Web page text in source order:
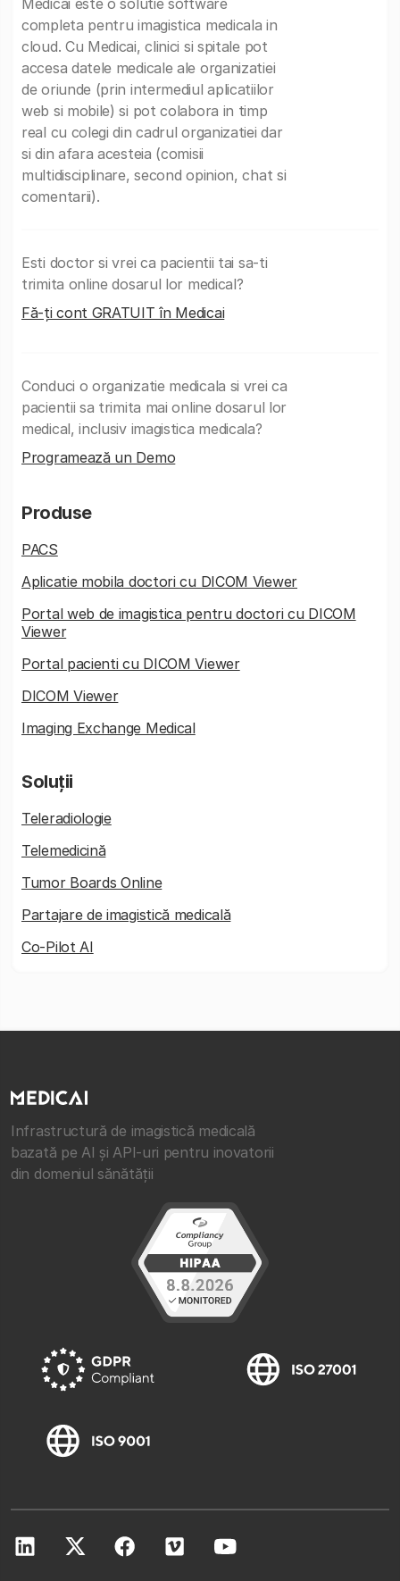
completa pentru imagistica medicala in
cloud. Cu Medicai, clinici si spitale pot
accesa datele medicale ale organizatiei
de oriunde (prin intermediul aplicatiilor
web si mobile) si pot colabora in timp
real cu colegi din cadrul organizatiei dar
si din afara acesteia (comisii
multidisciplinare, second opinion, chat si
comentarii).
Esti doctor si vrei ca pacientii tai sa-ti
trimita online dosarul lor medical?
Fă-ți cont GRATUIT în Medicai
Conduci o organizatie medicala si vrei ca
pacientii sa trimita mai online dosarul lor
medical, inclusiv imagistica medicala?
Programează un Demo
Produse
PACS
Aplicatie mobila doctori cu DICOM Viewer
Portal web de imagistica pentru doctori cu DICOM
Viewer
Portal pacienti cu DICOM Viewer
DICOM Viewer
Imaging Exchange Medical
Soluții
Teleradiologie
Telemedicină
Tumor Boards Online
Partajare de imagistică medicală
Co-Pilot AI
Infrastructură de imagistică medicală
bazată pe AI și API-uri pentru inovatorii
din domeniul sănătății